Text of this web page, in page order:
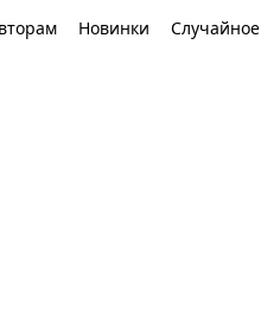
Новинки Случайное